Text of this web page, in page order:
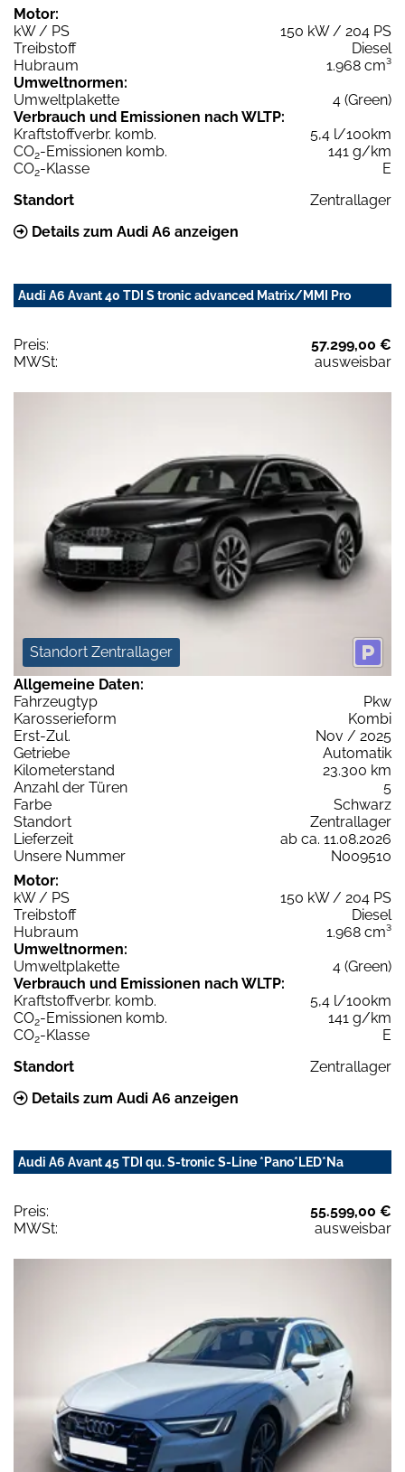
Motor:
kW / PS
150 kW / 204 PS
Treibstoff
Diesel
Hubraum
1.968 cm³
Umweltnormen:
Umweltplakette
4 (Green)
Verbrauch und Emissionen nach WLTP:
Kraftstoffverbr. komb.
5,4 l/100km
CO2-Emissionen komb.
141 g/km
CO2-Klasse
E
Standort
Zentrallager
Details zum Audi A6 anzeigen
Audi A6 Avant 40 TDI S tronic advanced Matrix/MMI Pro
Preis:
57.299,00 €
MWSt:
ausweisbar
Standort Zentrallager
Allgemeine Daten:
Fahrzeugtyp
Pkw
Karosserieform
Kombi
Erst-Zul.
Nov / 2025
Getriebe
Automatik
Kilometerstand
23.300 km
Anzahl der Türen
5
Farbe
Schwarz
Standort
Zentrallager
Lieferzeit
ab ca. 11.08.2026
Unsere Nummer
N009510
Motor:
kW / PS
150 kW / 204 PS
Treibstoff
Diesel
Hubraum
1.968 cm³
Umweltnormen:
Umweltplakette
4 (Green)
Verbrauch und Emissionen nach WLTP:
Kraftstoffverbr. komb.
5,4 l/100km
CO2-Emissionen komb.
141 g/km
CO2-Klasse
E
Standort
Zentrallager
Details zum Audi A6 anzeigen
Audi A6 Avant 45 TDI qu. S-tronic S-Line *Pano*LED*Na
Preis:
55.599,00 €
MWSt:
ausweisbar